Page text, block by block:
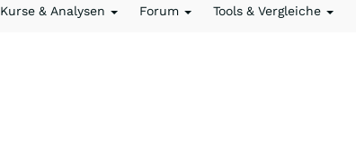
Kurse & Analysen Forum Tools & Vergleiche